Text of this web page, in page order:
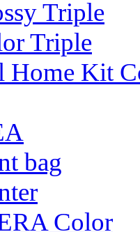
Triple
Triple
Home Kit
bag
Color